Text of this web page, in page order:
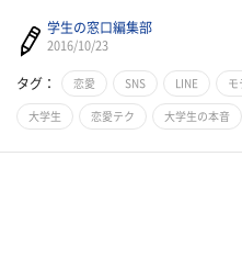
学生の窓口編集部
2016/10/23
タグ： 恋愛 SNS LINE モ
大学生 恋愛テク 大学生の本音